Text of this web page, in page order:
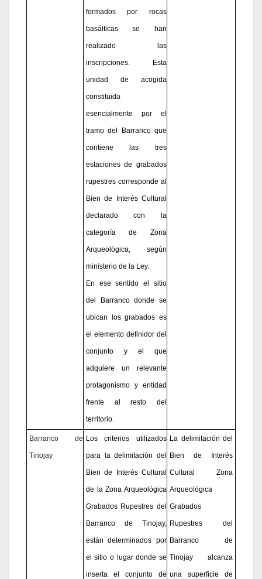
formados por rocas
basálticas se han
realizado las
inscripciones. Esta
unidad de acogida
constituida
esencialmente por el
tramo del Barranco que
contiene las tres
estaciones de grabados
rupestres corresponde al
Bien de Interés Cultural
declarado con la
categoría de Zona
Arqueológica, según
ministerio de la Ley.
En ese sentido el sitio
del Barranco donde se
ubican los grabados es
el elemento definidor del
conjunto y el que
adquiere un relevante
protagonismo y entidad
frente al resto del
territorio.
Barranco de
Tinojay
Los criterios utilizados
para la delimitación del
Bien de Interés Cultural
de la Zona Arqueológica
Grabados Rupestres del
Barranco de Tinojay,
están determinados por
el sitio o lugar donde se
inserta el conjunto de
La delimitación del
Bien de Interés
Cultural Zona
Arqueológica
Grabados
Rupestres del
Barranco de
Tinojay alcanza
una superficie de